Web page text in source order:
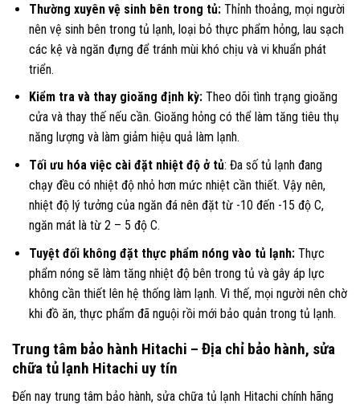
Thường xuyên vệ sinh bên trong tủ: Thỉnh thoảng, mọi người
nên vệ sinh bên trong tủ lạnh, loại bỏ thực phẩm hỏng, lau sạch
các kệ và ngăn đựng để tránh mùi khó chịu và vi khuẩn phát
triển.
Kiểm tra và thay gioăng định kỳ:Theo dõi tình trạng gioăng
cửa và thay thế nếu cần. Gioăng hỏng có thể làm tăng tiêu thụ
năng lượng và làm giảm hiệu quả làm lạnh.
Tối ưu hóa việc cài đặt nhiệt độ ở tủ: Đa số tủ lạnh đang
chạy đều có nhiệt độ nhỏ hơn mức nhiệt cần thiết. Vậy nên,
nhiệt độ lý tưởng của ngăn đá nên đặt từ -10 đến -15 độ C,
ngăn mát là từ 2 – 5 độ C.
Tuyệt đối không đặt thực phẩm nóng vào tủ lạnh: Thực
phẩm nóng sẽ làm tăng nhiệt độ bên trong tủ và gây áp lực
không cần thiết lên hệ thống làm lạnh. Vì thế, mọi người nên chờ
khi đồ ăn, thực phẩm đã nguội rồi mới bảo quản trong tủ lạnh.
Trung tâm bảo hành Hitachi – Địa chỉ bảo hành, sửa
chữa tủ lạnh Hitachi uy tín
Đến nay trung tâm bảo hành, sửa chữa tủ lạnh Hitachi chính hãng